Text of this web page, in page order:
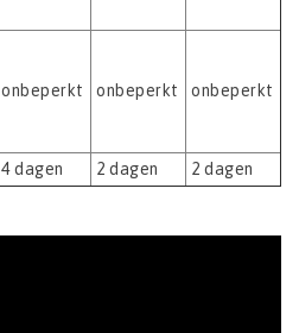
onbeperkt onbeperkt onbeperkt
4 dagen 2 dagen 2 dagen